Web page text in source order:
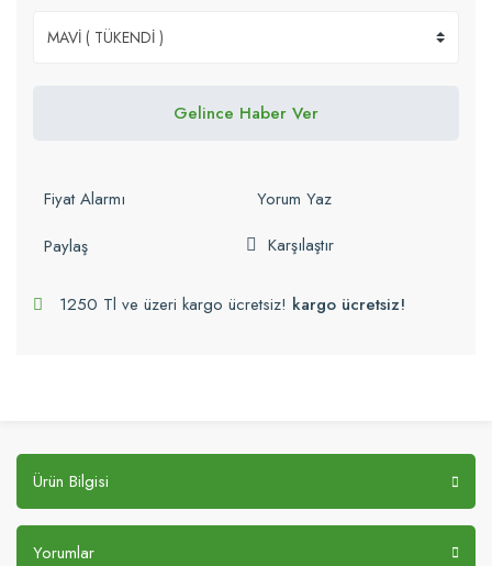
Gelince Haber Ver
Fiyat Alarmı
Yorum Yaz
Paylaş
Karşılaştır
1250 Tl ve üzeri kargo ücretsiz! kargo ücretsiz!
Ürün Bilgisi
Yorumlar